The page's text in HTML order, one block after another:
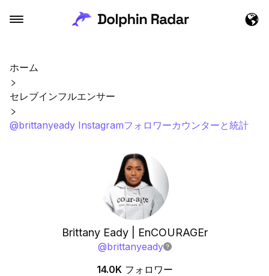
ホーム
セレブインフルエンサー
@brittanyeady Instagramフォロワーカウンターと統計
Brittany Eady | EnCOURAGEr
@brittanyeady
14.0K フォロワー